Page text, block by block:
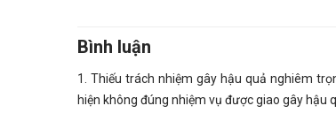
Bình luận
1. Thiếu trách nhiệm gây hậu quả nghiêm
hiện không đúng nhiệm vụ được giao gây hậu